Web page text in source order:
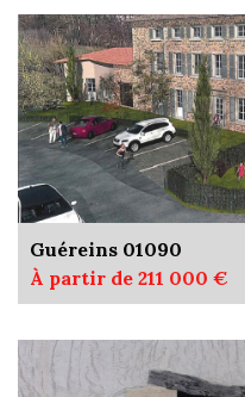
Guéreins 01090
À partir de 211 000 €